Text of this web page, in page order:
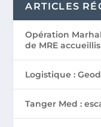
ARTICLES
Opération
de MRE
Logistique :
Tanger Med :